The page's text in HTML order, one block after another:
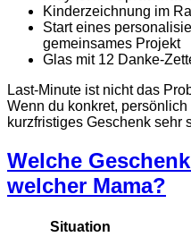
Kinderzeichnung im
Start eines
gemeinsames Projekt
Glas mit 12 Danke-
Last-Minute ist nicht das
Wenn du konkret,
kurzfristiges Geschenk sehr
Welche
welcher Mama?
Situation